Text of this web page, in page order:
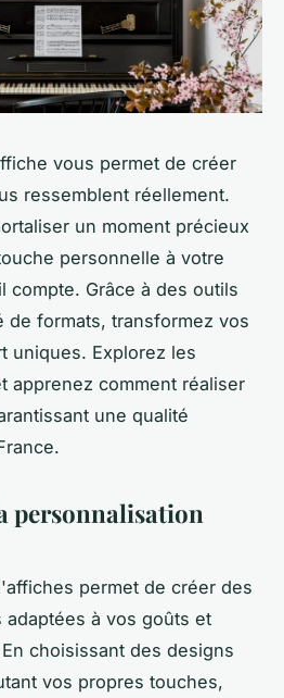
vous permet de créer
ressemblent réellement.
un moment précieux
personnelle à votre
compte. Grâce à des outils
de formats, transformez vos
uniques. Explorez les
apprenez comment réaliser
une qualité
personnalisation
permet de créer des
à vos goûts et
choisissant des designs
vos propres touches,